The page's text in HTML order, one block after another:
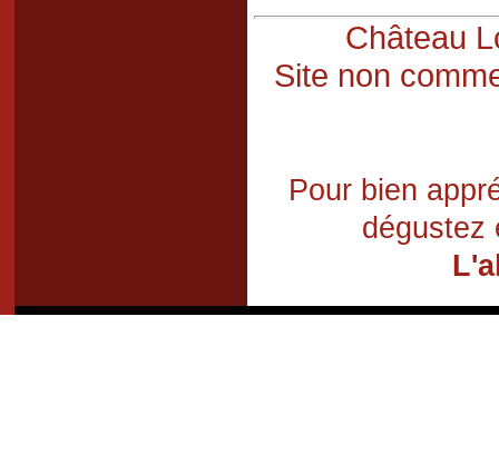
Château
Site non
Pour bien
dégustez